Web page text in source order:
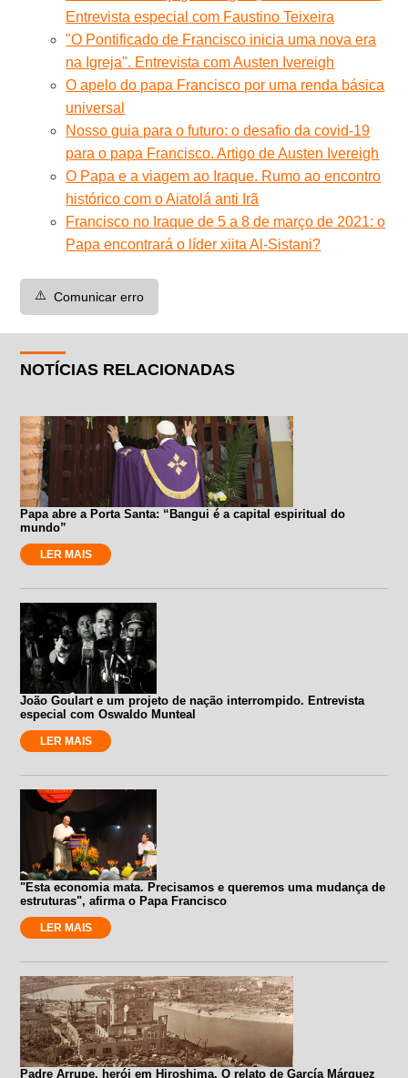
Entrevista especial com Faustino Teixeira
"O Pontificado de Francisco inicia uma nova era
na Igreja". Entrevista com Austen Ivereigh
O apelo do papa Francisco por uma renda básica
universal
Nosso guia para o futuro: o desafio da covid-19
para o papa Francisco. Artigo de Austen Ivereigh
O Papa e a viagem ao Iraque. Rumo ao encontro
histórico com o Aiatolá anti Irã
Francisco no Iraque de 5 a 8 de março de 2021: o
Papa encontrará o líder xiita Al-Sistani?
⚠️ Comunicar erro
NOTÍCIAS RELACIONADAS
Papa abre a Porta Santa: “Bangui é a capital espiritual do
mundo”
LER MAIS
João Goulart e um projeto de nação interrompido. Entrevista
especial com Oswaldo Munteal
LER MAIS
"Esta economia mata. Precisamos e queremos uma mudança de
estruturas", afirma o Papa Francisco
LER MAIS
Padre Arrupe, herói em Hiroshima. O relato de García Márquez